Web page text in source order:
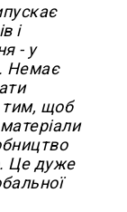
і
- у
Немає
тим, щоб
Це дуже